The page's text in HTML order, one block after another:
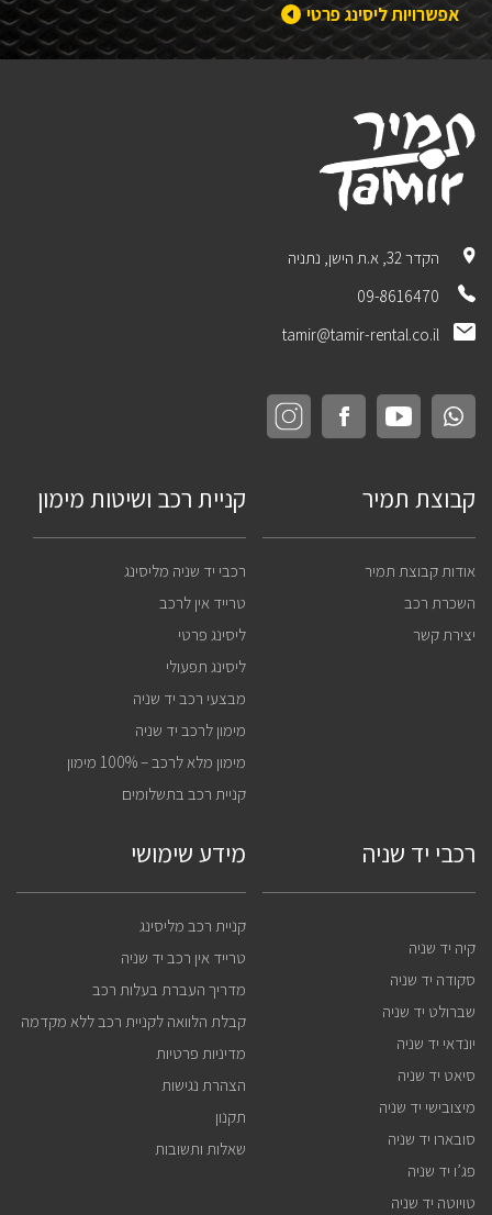
אפשרויות ליסינג פרטי
קבוצת תמיר
אודות קבוצת תמיר
השכרת רכב
יצירת קשר
קניית רכב ושיטות מימון
רכבי יד שניה מליסינג
טרייד אין לרכב
ליסינג פרטי
ליסינג תפעולי
מבצעי רכב יד שניה
מימון לרכב יד שניה
מימון מלא לרכב – 100% מימון
קניית רכב בתשלומים
רכבי יד שניה
קיה יד שניה
סקודה יד שניה
שברולט יד שניה
יונדאי יד שניה
סיאט יד שניה
מיצובישי יד שניה
סובארו יד שניה
פג’ו יד שניה
טויוטה יד שניה
מידע שימושי
קניית רכב מליסינג
טרייד אין רכב יד שניה
מדריך העברת בעלות רכב
קבלת הלוואה לקניית רכב ללא מקדמה
מדיניות פרטיות
הצהרת נגישות
תקנון
שאלות ותשובות
הקדר 32, א.ת הישן, נתניה
tamir@tamir-rental.co.il